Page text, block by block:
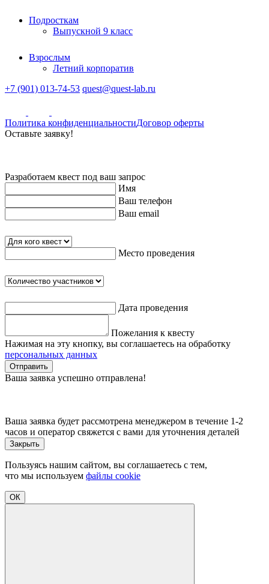
Подросткам
Выпускной 9 класс
Взрослым
Летний корпоратив
+7 (901) 013-74-53 quest@quest-lab.ru
Политика конфиденциальностиДоговор оферты
Оставьте заявку!
Разработаем квест под ваш запрос
Имя
Ваш телефон
Ваш email
Место проведения
Дата проведения
Пожелания к квесту
Нажимая на эту кнопку, вы соглашаетесь на обработку
персональных данных
Отправить
Ваша заявка успешно отправлена!
Ваша заявка будет рассмотрена менеджером в течение 1-2
часов и оператор свяжется с вами для уточнения деталей
Закрыть
Пользуясь нашим сайтом, вы соглашаетесь с тем,
что мы используем файлы cookie
ОК